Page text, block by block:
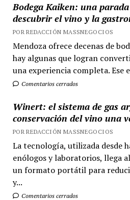
Bodega Kaiken: una
descubrir el vino y la
POR REDACCIÓN MASSNEGOCIOS
Mendoza ofrece decenas de
hay algunas que logran
una experiencia completa. Ese
Comentarios cerrados
Winert: el sistema de gas
conservación del vino una
POR REDACCIÓN MASSNEGOCIOS
La tecnología, utilizada desde
enólogos y laboratorios, llega
un formato portátil para
y...
Comentarios cerrados